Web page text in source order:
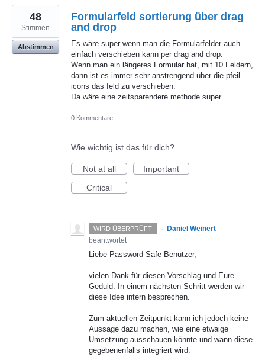
Formularfeld sortierung über drag
and drop
Es wäre super wenn man die Formularfelder auch
einfach verschieben kann per drag and drop.
Wenn man ein längeres Formular hat, mit 10 Feldern,
dann ist es immer sehr anstrengend über die pfeil-
icons das feld zu verschieben.
Da wäre eine zeitsparendere methode super.
48
Stimmen
Abstimmen
0 Kommentare
Wie wichtig ist das für dich?
Not at all
Important
Critical
WIRD ÜBERPRÜFT · Daniel Weinert
beantwortet
Liebe Password Safe Benutzer,
vielen Dank für diesen Vorschlag und Eure
Geduld. In einem nächsten Schritt werden wir
diese Idee intern besprechen.
Zum aktuellen Zeitpunkt kann ich jedoch keine
Aussage dazu machen, wie eine etwaige
Umsetzung ausschauen könnte und wann diese
gegebenenfalls integriert wird.